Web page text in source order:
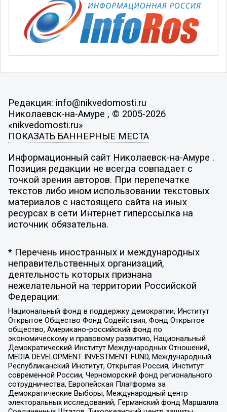
Редакция: info@nikvedomosti.ru
Николаевск-на-Амуре , © 2005-2026
«nikvedomosti.ru»
ПОКАЗАТЬ БАННЕРНЫЕ МЕСТА
Информационный сайт Николаевск-на-Амуре .
Позиция редакции не всегда совпадает с
точкой зрения авторов. При перепечатке
текстов либо ином использовании текстовых
материалов с настоящего сайта на иных
ресурсах в сети Интернет гиперссылка на
источник обязательна.
* Перечень иностранных и международных
неправительственных организаций,
деятельность которых признана
нежелательной на территории Российской
Федерации:
Национальный фонд в поддержку демократии, Институт
Открытое Общество Фонд Содействия, Фонд Открытое
общество, Американо-российский фонд по
экономическому и правовому развитию, Национальный
Демократический Институт Международных Отношений,
MEDIA DEVELOPMENT INVESTMENT FUND, Международный
Республиканский Институт, Открытая Россия, Институт
современной России, Черноморский фонд регионального
сотрудничества, Европейская Платформа за
Демократические Выборы, Международный центр
электоральных исследований, Германский фонд Маршалла